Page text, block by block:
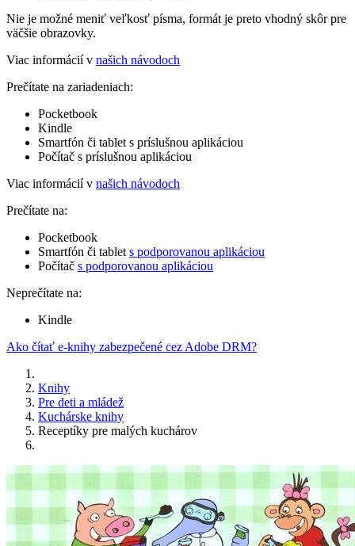
Nie je možné meniť veľkosť písma, formát je preto vhodný skôr pre
väčšie obrazovky.
Viac informácií v našich návodoch
Prečítate na zariadeniach:
Pocketbook
Kindle
Smartfón či tablet s príslušnou aplikáciou
Počítač s príslušnou aplikáciou
Viac informácií v našich návodoch
Prečítate na:
Pocketbook
Smartfón či tablet s podporovanou aplikáciou
Počítač s podporovanou aplikáciou
Neprečítate na:
Kindle
Ako čítať e-knihy zabezpečené cez Adobe DRM?
Knihy
Pre deti a mládež
Kuchárske knihy
Receptíky pre malých kuchárov